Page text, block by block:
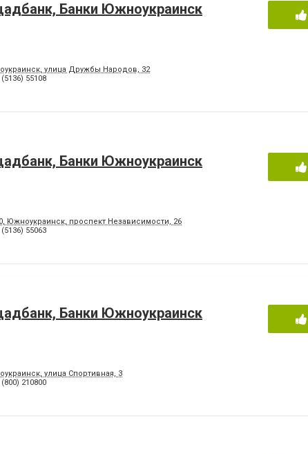
Банки Южноукраинск
улица Дружбы Народов, 32
55108
Банки Южноукраинск
Южноукраинск, проспект Независимости, 26
55063
Банки Южноукраинск
улица Спортивная, 3
210800